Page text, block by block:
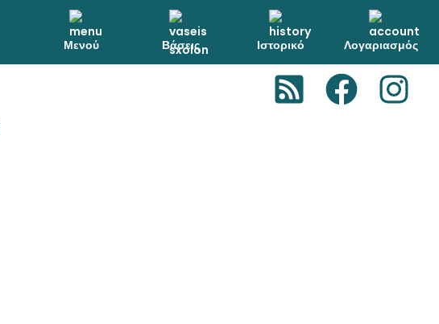
Μενού Βάσεις Ιστορικό Λογαριασμός